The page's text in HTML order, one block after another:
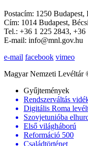
Postacím: 1250 Budapest,
Cím: 1014 Budapest,
Tel.: +36 1 225 2843, +36
E-mail: info@mnl.gov.hu
e-mail facebook vimeo
Magyar Nemzeti Levéltár
Gyűjtemények
Rendszerváltás
Digitális Roma
Szovjetunióba
Első világháború
Reformáció 500
Családtörténet